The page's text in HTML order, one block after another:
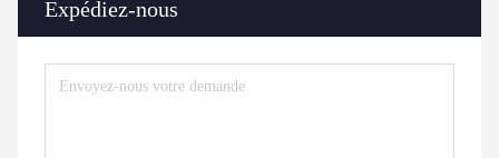
Expédiez-nous